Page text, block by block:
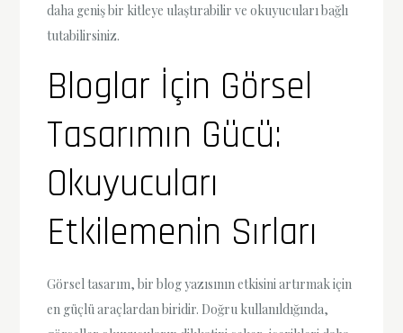
daha geniş bir kitleye ulaştırabilir ve okuyucuları bağlı
tutabilirsiniz.
Bloglar İçin Görsel
Tasarımın Gücü:
Okuyucuları
Etkilemenin Sırları
Görsel tasarım, bir blog yazısının etkisini artırmak için
en güçlü araçlardan biridir. Doğru kullanıldığında,